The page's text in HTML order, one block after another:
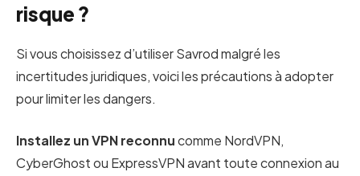
risque ?
Si vous choisissez d’utiliser Savrod malgré les
incertitudes juridiques, voici les précautions à adopter
pour limiter les dangers.
Installez un VPN reconnucomme NordVPN,
CyberGhost ou ExpressVPN avant toute connexion au